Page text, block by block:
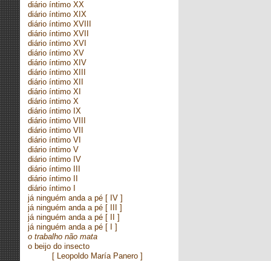
diário íntimo XX
diário íntimo XIX
diário íntimo XVIII
diário íntimo XVII
diário íntimo XVI
diário íntimo XV
diário íntimo XIV
diário íntimo XIII
diário íntimo XII
diário íntimo XI
diário íntimo X
diário íntimo IX
diário íntimo VIII
diário íntimo VII
diário íntimo VI
diário íntimo V
diário íntimo IV
diário íntimo III
diário íntimo II
diário íntimo I
já ninguém anda a pé [ IV ]
já ninguém anda a pé [ III ]
já ninguém anda a pé [ II ]
já ninguém anda a pé [ I ]
o trabalho não mata
o beijo do insecto
[ Leopoldo María Panero ]